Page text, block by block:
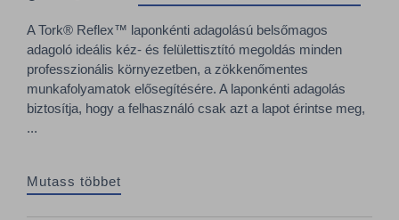
A Tork® Reflex™ laponkénti adagolású belsőmagos
adagoló ideális kéz- és felülettisztító megoldás minden
professzionális környezetben, a zökkenőmentes
munkafolyamatok elősegítésére. A laponkénti adagolás
biztosítja, hogy a felhasználó csak azt a lapot érintse meg,
...
Mutass többet